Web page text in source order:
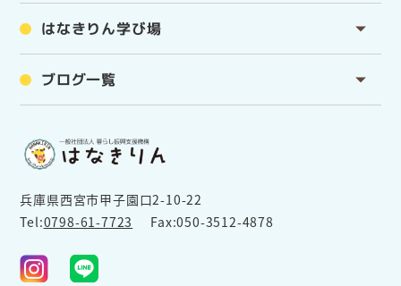
はなきりん学び場
ブログ一覧
兵庫県西宮市甲子園口2-10-22
Tel:0798-61-7723 Fax:050-3512-4878